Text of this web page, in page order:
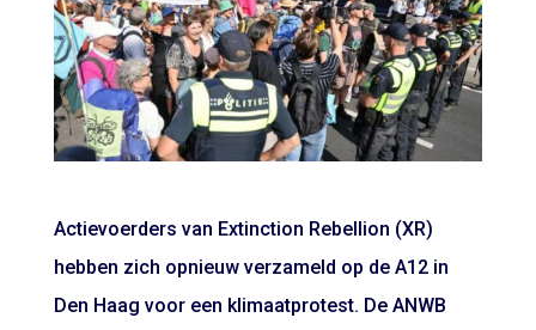
Actievoerders van Extinction Rebellion (XR)
hebben zich opnieuw verzameld op de A12 in
Den Haag voor een klimaatprotest. De ANWB